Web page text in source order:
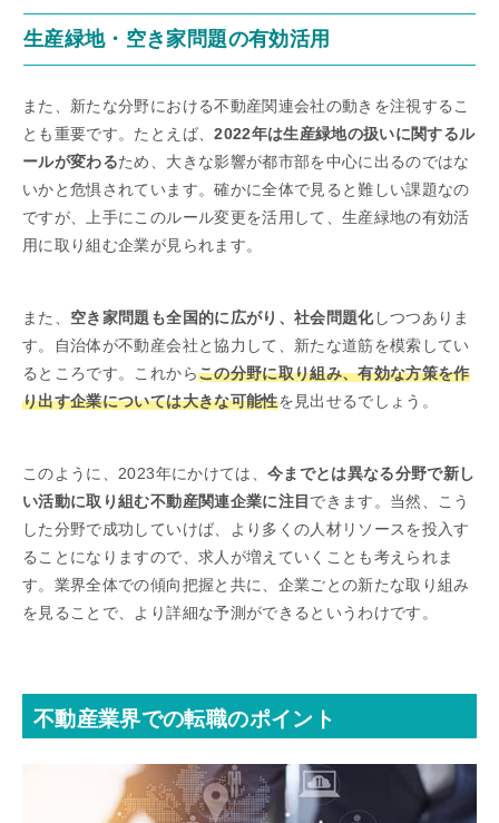
生産緑地・空き家問題の有効活用
また、新たな分野における不動産関連会社の動きを注視するこ
とも重要です。たとえば、2022年は生産緑地の扱いに関するル
ールが変わるため、大きな影響が都市部を中心に出るのではな
いかと危惧されています。確かに全体で見ると難しい課題なの
ですが、上手にこのルール変更を活用して、生産緑地の有効活
用に取り組む企業が見られます。
また、 空き家問題も全国的に広がり、社会問題化しつつありま
す。自治体が不動産会社と協力して、新たな道筋を模索してい
るところです。これからこの分野に取り組み、有効な方策を作
り出す企業については大きな可能性を見出せるでしょう。
このように、2023年にかけては、 今までとは異なる分野で新し
い活動に取り組む不動産関連企業に注目 できます。当然、こう
した分野で成功していけば、より多くの人材リソースを投入す
ることになりますので、求人が増えていくことも考えられま
す。業界全体での傾向把握と共に、企業ごとの新たな取り組み
を見ることで、より詳細な予測ができるというわけです。
不動産業界での転職のポイント